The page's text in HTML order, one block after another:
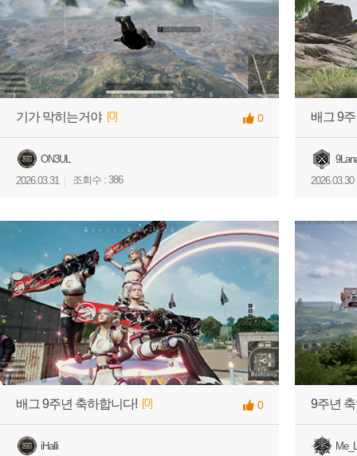
0
[0]
기가 막히는거야
ON3UL
2026.03.31
조회수 : 386
배그 9
2026.03.30
0
[0]
배그 9주년 축하합니다!
iHalli
9주년